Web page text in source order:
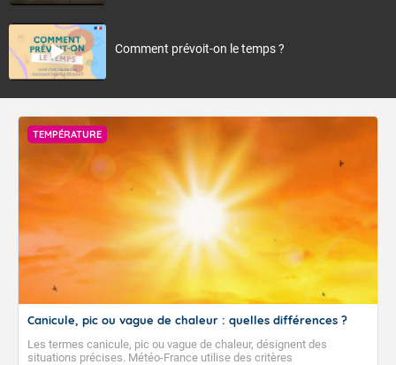
Comment prévoit-on le temps ?
TEMPÉRATURE
Canicule, pic ou vague de chaleur : quelles différences ?
Les termes canicule, pic ou vague de chaleur, désignent des
situations précises. Météo-France utilise des critères